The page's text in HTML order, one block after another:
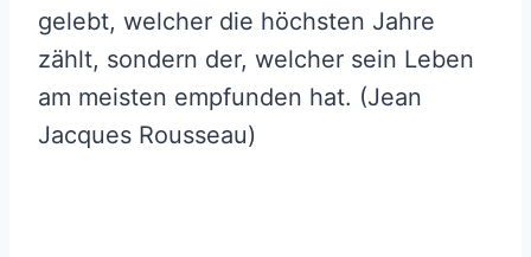
gelebt, welcher die höchsten Jahre
zählt, sondern der, welcher sein Leben
am meisten empfunden hat. (Jean
Jacques Rousseau)